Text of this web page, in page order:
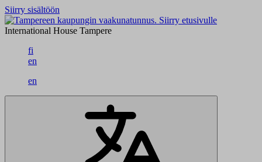
Siirry sisältöön
Siirry etusivulle
International House Tampere
fi
en
en